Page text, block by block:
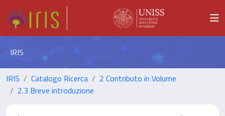
IRIS
IRIS Catalogo Ricerca
2 Contributo in Volume
2.3 Breve introduzione